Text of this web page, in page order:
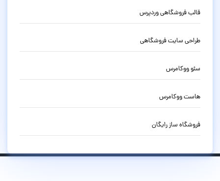
قالب فروشگاهی وردپرس
طراحی سایت فروشگاهی
سئو ووکامرس
هاست ووکامرس
فروشگاه ساز رایگان